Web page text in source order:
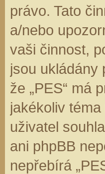
právo. Tato
a/nebo
vaši činnost,
jsou ukládány
že „PES“ má
jakékoliv
uživatel
ani phpBB
nepřebírá